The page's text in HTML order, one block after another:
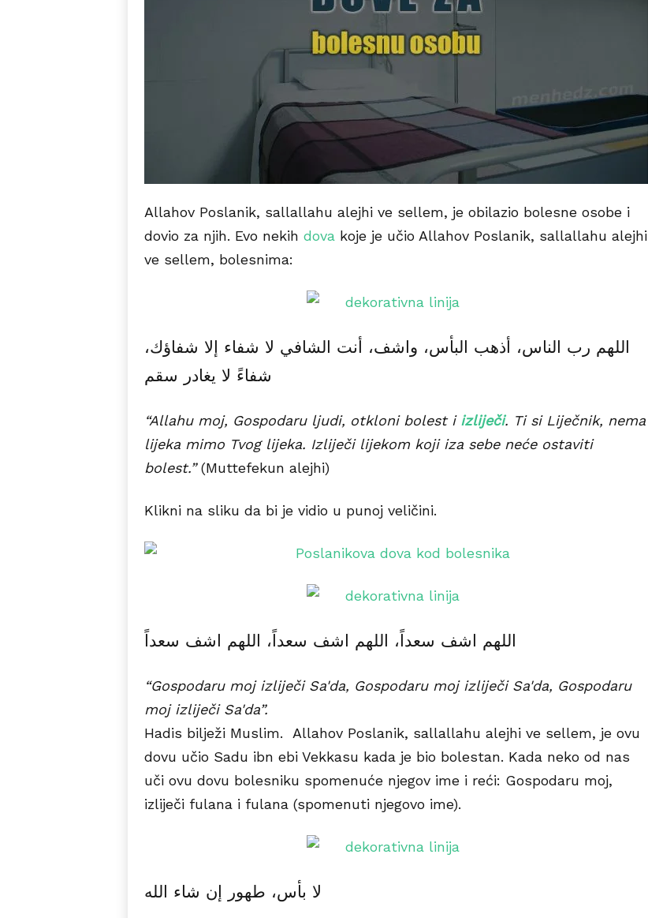
Allahov Poslanik, sallallahu alejhi ve sellem, je obilazio bolesne osobe i
dovio za njih. Evo nekih dovakoje je učio Allahov Poslanik, sallallahu alejhi
ve sellem, bolesnima:
اللهم رب الناس، أذهب البأس، واشف، أنت الشافي لا شفاء إلا شفاؤك،
شفاءً لا يغادر سقم
“Allahu moj, Gospodaru ljudi, otkloni bolest i izliječi. Ti si Liječnik, nema
lijeka mimo Tvog lijeka. Izliječi lijekom koji iza sebe neće ostaviti
bolest.”(Muttefekun alejhi)
Klikni na sliku da bi je vidio u punoj veličini.
اللهم اشف سعداً، اللهم اشف سعداً، اللهم اشف سعداً
“Gospodaru moj izliječi Sa'da, Gospodaru moj izliječi Sa'da, Gospodaru
moj izliječi Sa'da”.
Hadis bilježi Muslim. Allahov Poslanik, sallallahu alejhi ve sellem, je ovu
dovu učio Sadu ibn ebi Vekkasu kada je bio bolestan. Kada neko od nas
uči ovu dovu bolesniku spomenuće njegov ime i reći: Gospodaru moj,
izliječi fulana i fulana (spomenuti njegovo ime).
لا بأس، طهور إن شاء الله